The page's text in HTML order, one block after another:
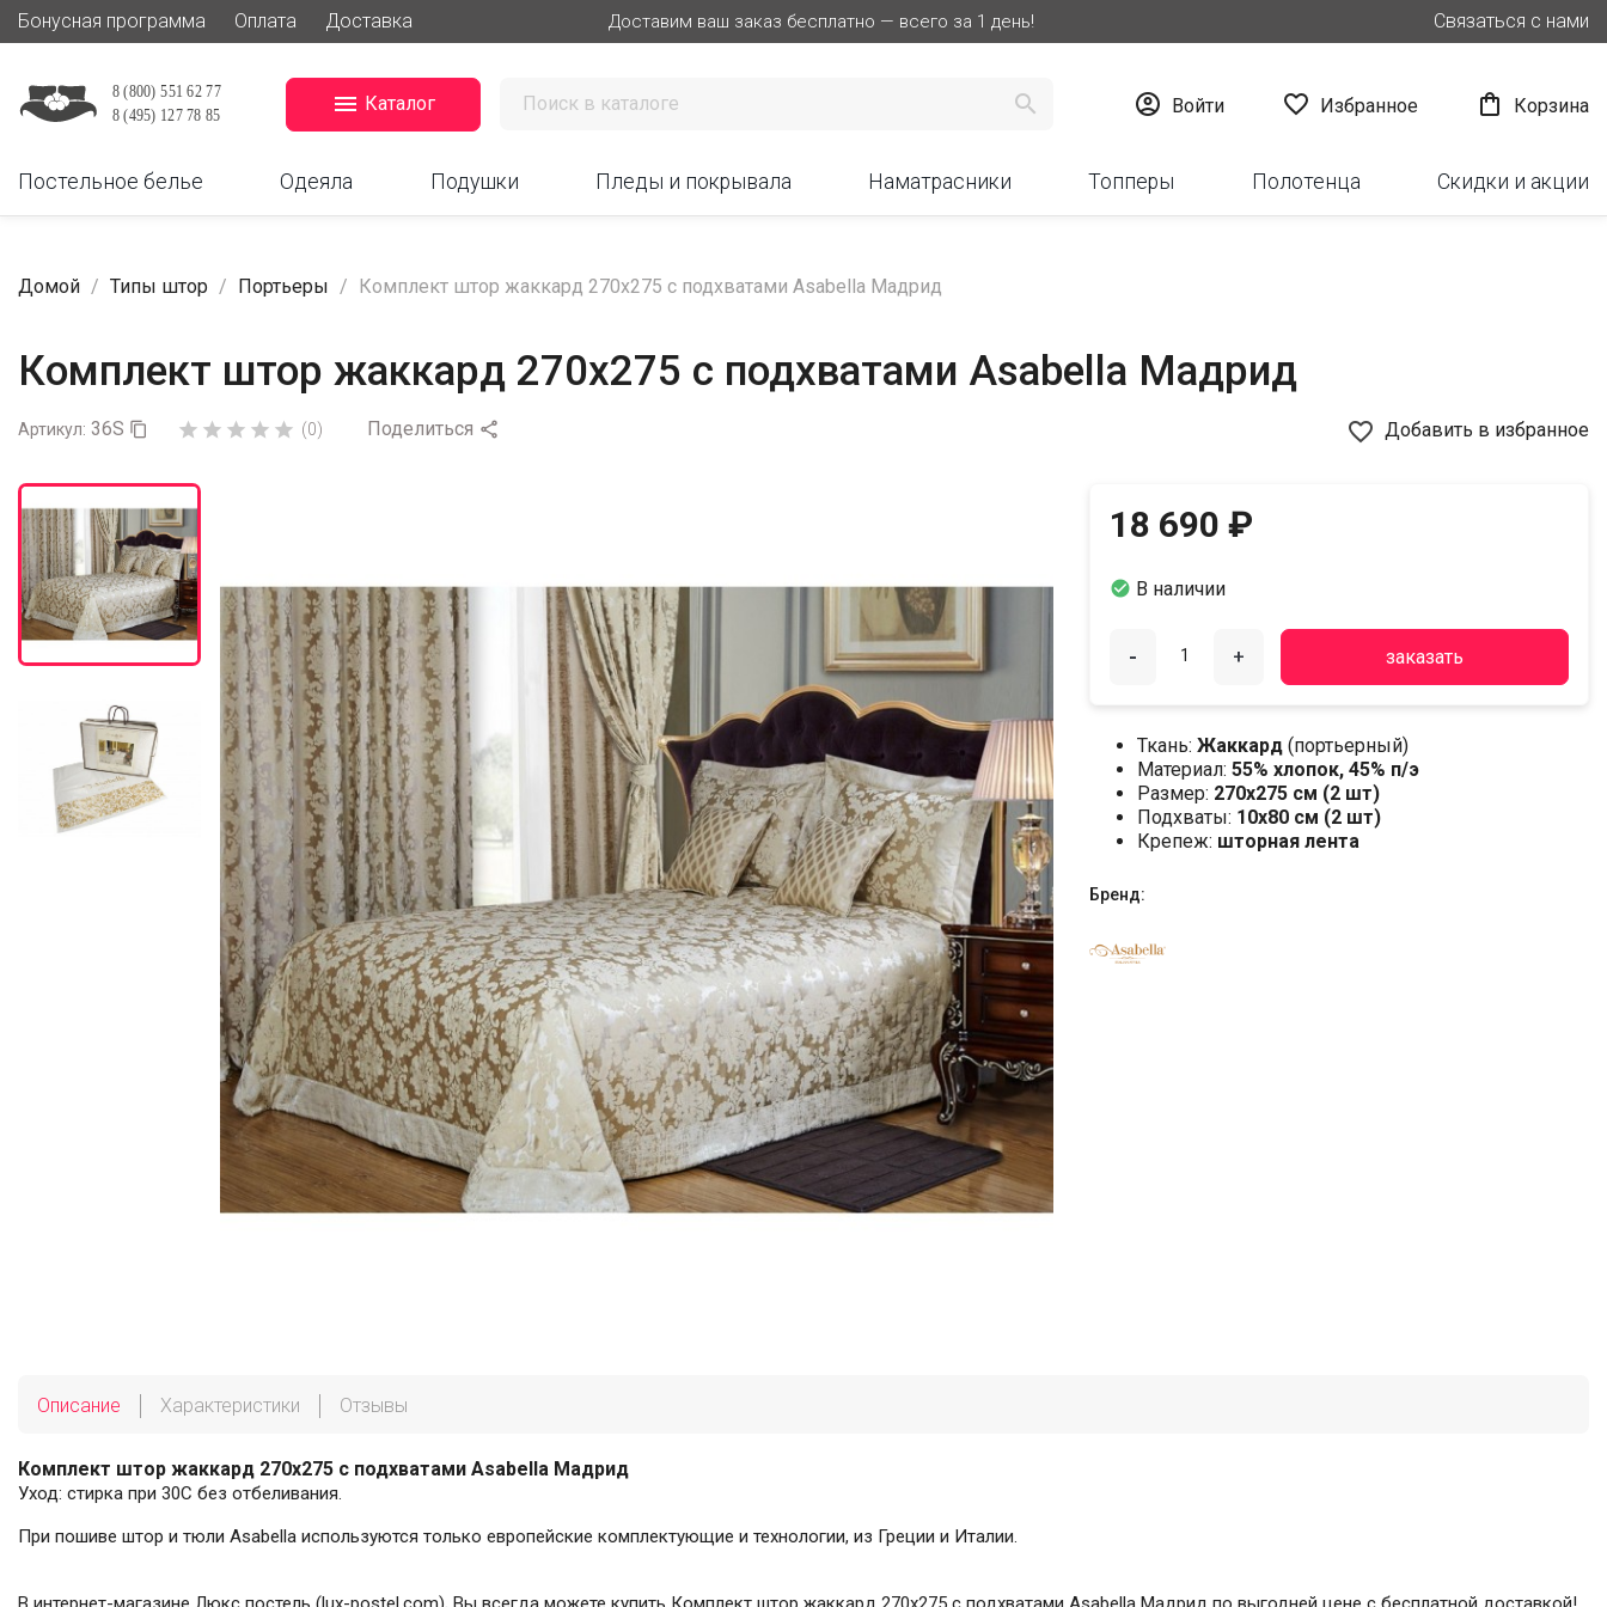
Бонусная программа Оплата Доставка Доставим ваш заказ бесплатно — всего за 1 день! Связаться с нами
 Каталог   Войти  Избранное  Корзина
Постельное белье Одеяла Подушки Пледы и покрывала Наматрасники Топперы Полотенца Скидки и акции
Домой Типы штор Портьеры Комплект штор жаккард 270х275 с подхватами Asabella Мадрид
Комплект штор жаккард 270х275 с подхватами Asabella Мадрид
Артикул: 36S       (0) Поделиться  favorite_border Добавить в избранное
18 690 ₽
 В наличии
- + заказать
Ткань: Жаккард (портьерный)
Материал: 55% хлопок, 45% п/э
Размер: 270х275 см (2 шт)
Подхваты: 10х80 см (2 шт)
Крепеж: шторная лента
Бренд:
Описание Характеристики Отзывы
Комплект штор жаккард 270х275 с подхватами Asabella Мадрид
Уход: стирка при 30С без отбеливания.
При пошиве штор и тюли Asabella используются только европейские комплектующие и технологии, из Греции и Италии.